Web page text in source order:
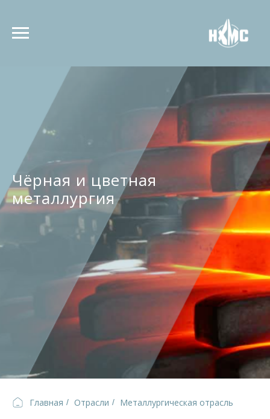
Чёрная и цветная
металлургия
Главная / Отрасли / Металлургическая отрасль